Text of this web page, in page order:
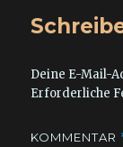
Deine E-Mail-
Erforderliche
KOMMENTAR